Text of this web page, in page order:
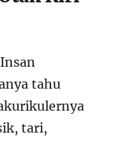
tahu
tari,